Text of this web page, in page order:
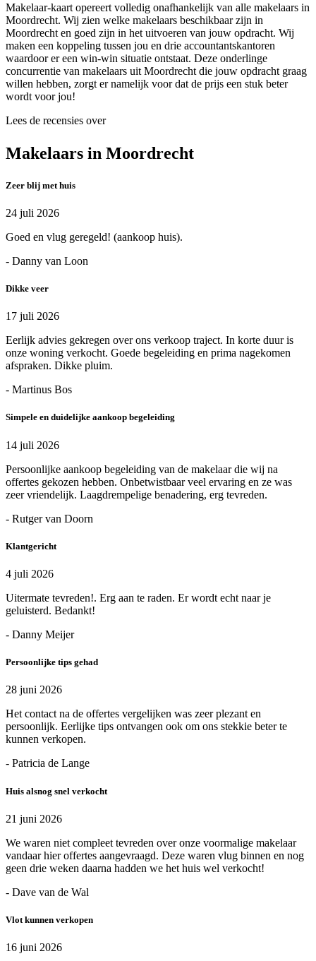
Makelaar-kaart opereert volledig onafhankelijk van alle makelaars in
Moordrecht. Wij zien welke makelaars beschikbaar zijn in
Moordrecht en goed zijn in het uitvoeren van jouw opdracht. Wij
maken een koppeling tussen jou en drie accountantskantoren
waardoor er een win-win situatie ontstaat. Deze onderlinge
concurrentie van makelaars uit Moordrecht die jouw opdracht graag
willen hebben, zorgt er namelijk voor dat de prijs een stuk beter
wordt voor jou!
Lees de recensies over
Makelaars in Moordrecht
Zeer blij met huis
24 juli 2026
Goed en vlug geregeld! (aankoop huis).
- Danny van Loon
Dikke veer
17 juli 2026
Eerlijk advies gekregen over ons verkoop traject. In korte duur is
onze woning verkocht. Goede begeleiding en prima nagekomen
afspraken. Dikke pluim.
- Martinus Bos
Simpele en duidelijke aankoop begeleiding
14 juli 2026
Persoonlijke aankoop begeleiding van de makelaar die wij na
offertes gekozen hebben. Onbetwistbaar veel ervaring en ze was
zeer vriendelijk. Laagdrempelige benadering, erg tevreden.
- Rutger van Doorn
Klantgericht
4 juli 2026
Uitermate tevreden!. Erg aan te raden. Er wordt echt naar je
geluisterd. Bedankt!
- Danny Meijer
Persoonlijke tips gehad
28 juni 2026
Het contact na de offertes vergelijken was zeer plezant en
persoonlijk. Eerlijke tips ontvangen ook om ons stekkie beter te
kunnen verkopen.
- Patricia de Lange
Huis alsnog snel verkocht
21 juni 2026
We waren niet compleet tevreden over onze voormalige makelaar
vandaar hier offertes aangevraagd. Deze waren vlug binnen en nog
geen drie weken daarna hadden we het huis wel verkocht!
- Dave van de Wal
Vlot kunnen verkopen
16 juni 2026